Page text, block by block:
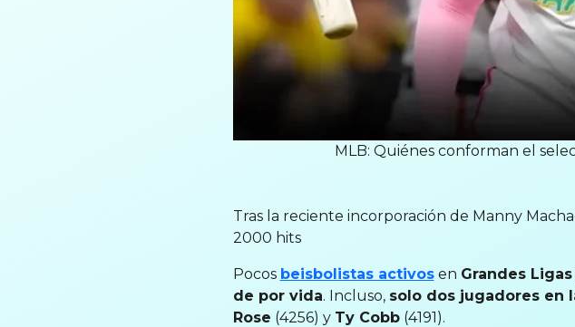
MLB: Quiénes conforman el
Tras la reciente incorporación de Manny
2000 hits
Pocos beisbolistas activosen Grandes Ligas
de por vida. Incluso, solo dos jugadores en
Rose (4256) y Ty Cobb(4191).